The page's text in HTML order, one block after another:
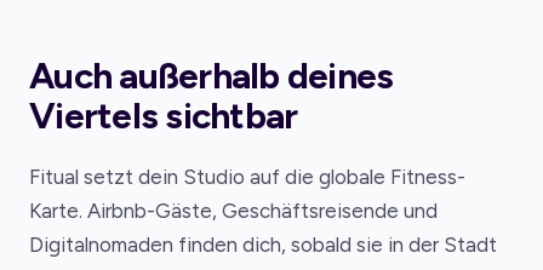
Auch außerhalb deines
Viertels sichtbar
Fitual setzt dein Studio auf die globale Fitness-
Karte. Airbnb-Gäste, Geschäftsreisende und
Digitalnomaden finden dich, sobald sie in der Stadt